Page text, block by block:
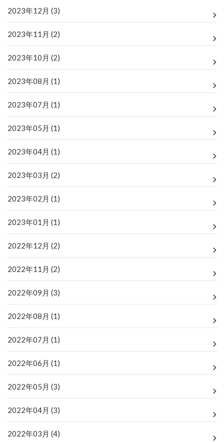
2023年12月 (3)
2023年11月 (2)
2023年10月 (2)
2023年08月 (1)
2023年07月 (1)
2023年05月 (1)
2023年04月 (1)
2023年03月 (2)
2023年02月 (1)
2023年01月 (1)
2022年12月 (2)
2022年11月 (2)
2022年09月 (3)
2022年08月 (1)
2022年07月 (1)
2022年06月 (1)
2022年05月 (3)
2022年04月 (3)
2022年03月 (4)